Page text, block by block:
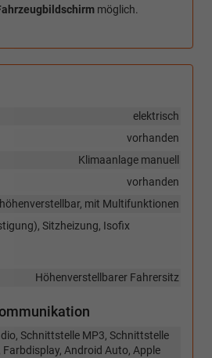
möglich.
elektrisch
vorhanden
Klimaanlage manuell
vorhanden
höhenverstellbar, mit Multifunktionen
Sitzheizung, Isofix
Höhenverstellbarer Fahrersitz
Schnittstelle MP3, Schnittstelle
Farbdisplay, Android Auto, Apple